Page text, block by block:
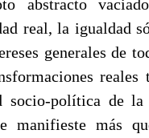
abstracto
real, la igualdad
generales de
reales
socio-política de la
manifieste más